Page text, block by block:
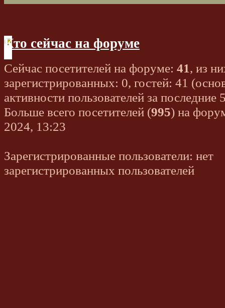
Кто сейчас на форуме
Сейчас посетителей на форуме: 41, из
зарегистрированных: 0, гостей: 41
активности пользователей за последние
Больше всего посетителей (995) на
2024, 13:23
Зарегистрированные пользователи: нет
зарегистрированных пользователей